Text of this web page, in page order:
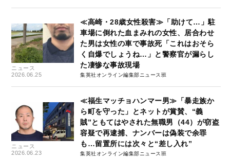
ニュース
2026.06.25
≪高崎・28歳女性殺害≫「助けて…」駐
車場に倒れた血まみれの女性、居合わせ
た男は女性の車で事故死「これはおそら
く自爆でしょうね…」と警察官が漏らし
た凄惨な事故現場
集英社オンライン編集部ニュース班
ニュース
2026.06.23
≪福生マッチョハンマー男≫「暴走族か
ら町を守った」とネットが賞賛、“義
賊”ともてはやされた無職男（44）が窃盗
容疑で再逮捕、ナンバーは偽装で余罪
も…留置所には次々と“差し入れ”
集英社オンライン編集部ニュース班